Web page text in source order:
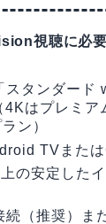
視聴に必
スタンダード
4Kはプレミア
ン）
TVまた
の安定した
続（推奨）ま